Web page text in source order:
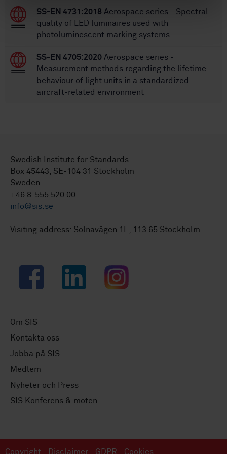
SS-EN 4731:2018 Aerospace series - Spectral
quality of LED luminaires used with
photoluminescent marking systems
SS-EN 4705:2020 Aerospace series -
Measurement methods regarding the lifetime
behaviour of light units in a standardized
aircraft-related environment
Swedish Institute for Standards
Box 45443, SE-104 31 Stockholm
Sweden
+46 8-555 520 00
info@sis.se
Visiting address: Solnavägen 1E, 113 65 Stockholm.
Facebook LinkedIn Instagram
Om SIS
Kontakta oss
Jobba på SIS
Medlem
Nyheter och Press
SIS Konferens & möten
Copyright Disclaimer GDPR Cookies